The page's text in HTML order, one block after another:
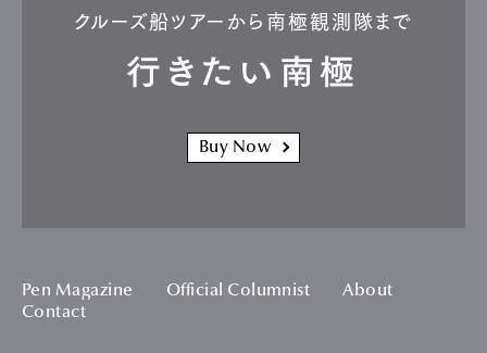
クルーズ船ツアーから南極観測隊まで
行きたい南極
Buy Now
Pen Magazine Official Columnist
About
Contact